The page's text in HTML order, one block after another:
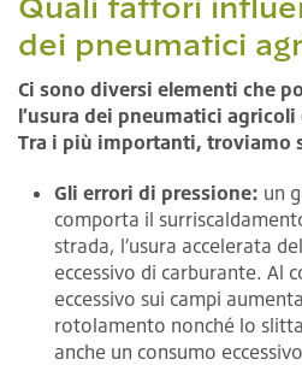
Quali fattori
dei pneumatici
Ci sono diversi elementi che
l’usura dei pneumatici
Tra i più importanti, troviamo
Gli errori di pressione: un
comporta il
strada, l’usura accelerata
eccessivo di carburante. Al
eccessivo sui campi
rotolamento nonché lo
anche un consumo